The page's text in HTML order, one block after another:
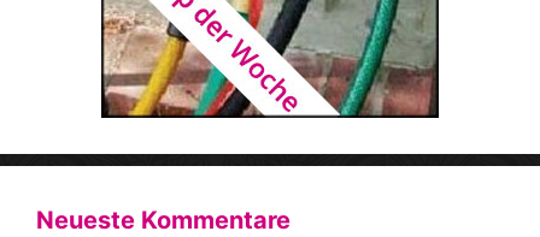
Neueste Kommentare